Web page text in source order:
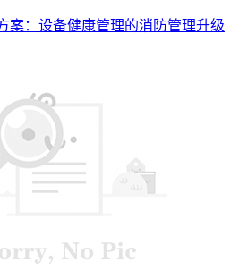
案：设备健康管理的消防管理升级